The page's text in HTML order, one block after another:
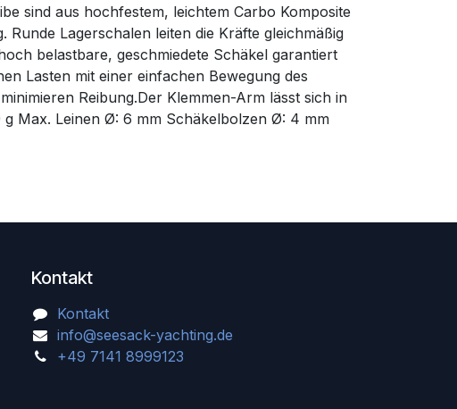
sind aus hochfestem, leichtem Carbo Komposite
Lagerschalen leiten die Kräfte gleichmäßig
belastbare, geschmiedete Schäkel garantiert
Lasten mit einer einfachen Bewegung des
Reibung.Der Klemmen-Arm lässt sich in
Max. Leinen Ø: 6 mm Schäkelbolzen Ø: 4 mm
Kontakt
Kontakt
info@seesack-yachting.de
+49 7141 8999123